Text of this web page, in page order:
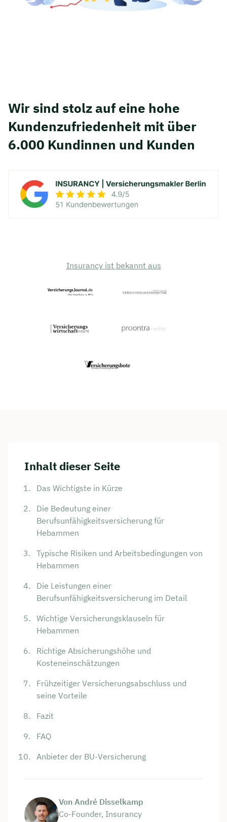
Wir sind stolz auf eine hohe
Kunden­zufriedenheit mit über
6.000 Kundinnen und Kunden
Insurancy ist bekannt aus
Inhalt dieser Seite
Das Wichtigste in Kürze
Die Bedeutung einer
Berufsunfähigkeitsversicherung für
Hebammen
Typische Risiken und Arbeitsbedingungen von
Hebammen
Die Leistungen einer
Berufsunfähigkeitsversicherung im Detail
Wichtige Versicherungsklauseln für
Hebammen
Richtige Absicherungshöhe und
Kosteneinschätzungen
Frühzeitiger Versicherungsabschluss und
seine Vorteile
Fazit
FAQ
Anbieter der BU-Versicherung
Von André Disselkamp
Co-Founder, Insurancy